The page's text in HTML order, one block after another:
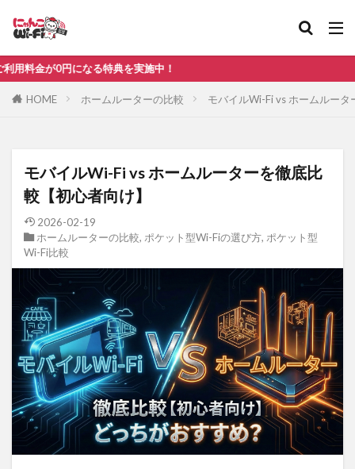
特典を実施中！
HOME ホームルーターの比較 モバイルWi-Fi vs ホームルー
モバイルWi-Fi vs ホームルーターを徹底比
較【初心者向け】
2026-02-19
ホームルーターの比較, ポケット型Wi-Fiの選び方, ポケット型
Wi-Fi比較
比較 無制限
au WiMAX
ポケット型Wi-Fi ドコモ
ポケット型Wi-Fi 比較
検索